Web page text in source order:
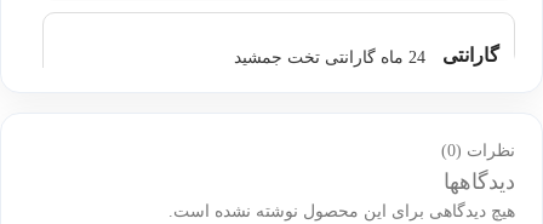
گارانتی 24 ماه گارانتی تخت جمشید
نظرات (0)
دیدگاهها
هیچ دیدگاهی برای این محصول نوشته نشده است.